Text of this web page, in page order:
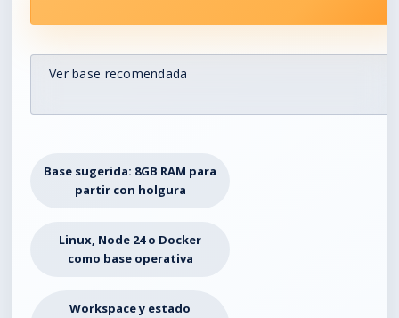
Ver base recomendada
Base sugerida: 8GB RAM para
partir con holgura
Linux, Node 24 o Docker
como base operativa
Workspace y estado